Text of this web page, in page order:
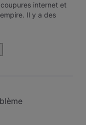
coupures internet et
Il y a des